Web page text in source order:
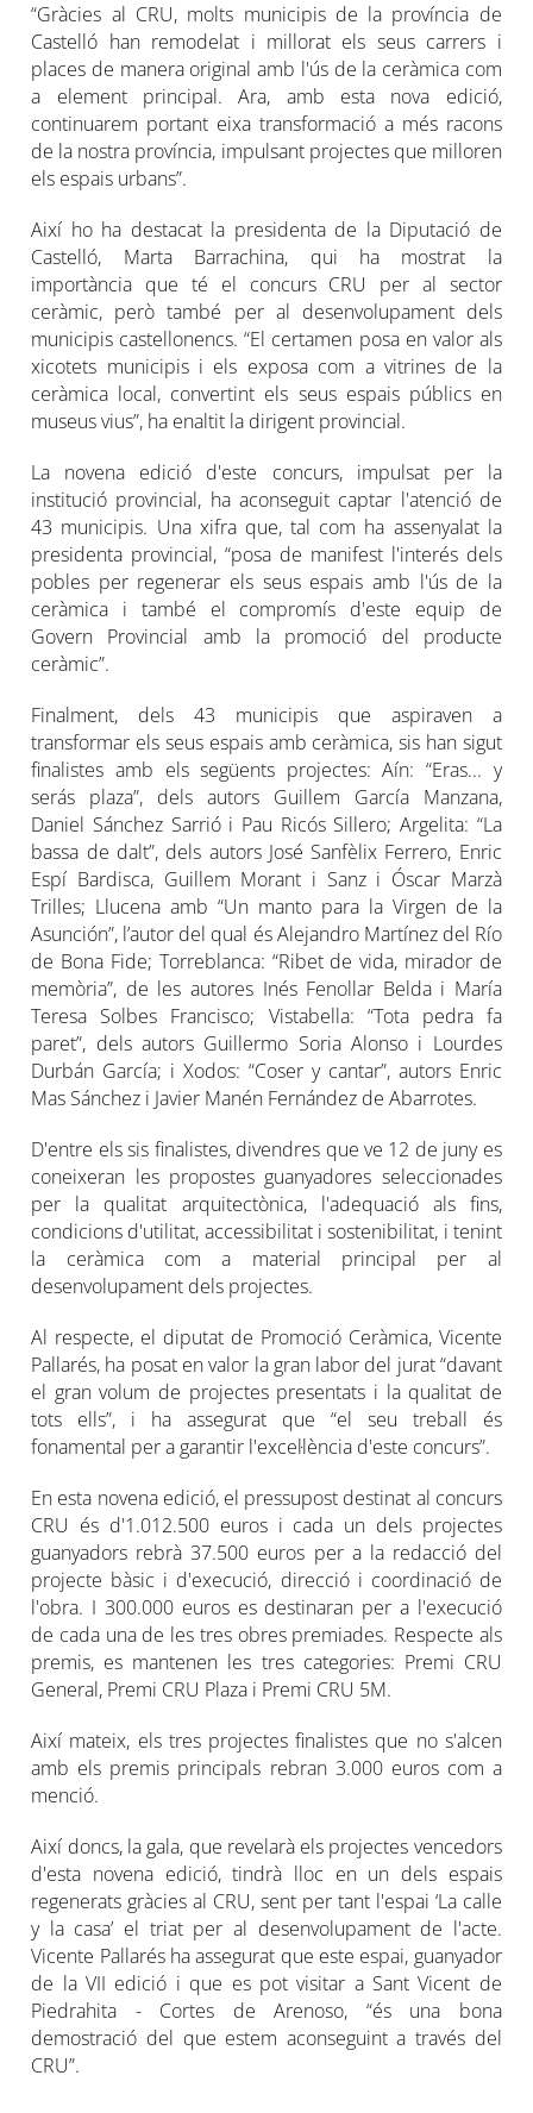
“Gràcies al CRU, molts municipis de la província de
Castelló han remodelat i millorat els seus carrers i
places de manera original amb l'ús de la ceràmica com
a element principal. Ara, amb esta nova edició,
continuarem portant eixa transformació a més racons
de la nostra província, impulsant projectes que milloren
els espais urbans”.
Així ho ha destacat la presidenta de la Diputació de
Castelló, Marta Barrachina, qui ha mostrat la
importància que té el concurs CRU per al sector
ceràmic, però també per al desenvolupament dels
municipis castellonencs. “El certamen posa en valor als
xicotets municipis i els exposa com a vitrines de la
ceràmica local, convertint els seus espais públics en
museus vius”, ha enaltit la dirigent provincial.
La novena edició d'este concurs, impulsat per la
institució provincial, ha aconseguit captar l'atenció de
43 municipis. Una xifra que, tal com ha assenyalat la
presidenta provincial, “posa de manifest l'interés dels
pobles per regenerar els seus espais amb l'ús de la
ceràmica i també el compromís d'este equip de
Govern Provincial amb la promoció del producte
ceràmic”.
Finalment, dels 43 municipis que aspiraven a
transformar els seus espais amb ceràmica, sis han sigut
finalistes amb els següents projectes: Aín: “Eras... y
serás plaza”, dels autors Guillem García Manzana,
Daniel Sánchez Sarrió i Pau Ricós Sillero; Argelita: “La
bassa de dalt”, dels autors José Sanfèlix Ferrero, Enric
Espí Bardisca, Guillem Morant i Sanz i Óscar Marzà
Trilles; Llucena amb “Un manto para la Virgen de la
Asunción”, l’autor del qual és Alejandro Martínez del Río
de Bona Fide; Torreblanca: “Ribet de vida, mirador de
memòria”, de les autores Inés Fenollar Belda i María
Teresa Solbes Francisco; Vistabella: “Tota pedra fa
paret”, dels autors Guillermo Soria Alonso i Lourdes
Durbán García; i Xodos: “Coser y cantar”, autors Enric
Mas Sánchez i Javier Manén Fernández de Abarrotes.
D'entre els sis finalistes, divendres que ve 12 de juny es
coneixeran les propostes guanyadores seleccionades
per la qualitat arquitectònica, l'adequació als fins,
condicions d'utilitat, accessibilitat i sostenibilitat, i tenint
la ceràmica com a material principal per al
desenvolupament dels projectes.
Al respecte, el diputat de Promoció Ceràmica, Vicente
Pallarés, ha posat en valor la gran labor del jurat “davant
el gran volum de projectes presentats i la qualitat de
tots ells”, i ha assegurat que “el seu treball és
fonamental per a garantir l'excel·lència d'este concurs”.
En esta novena edició, el pressupost destinat al concurs
CRU és d'1.012.500 euros i cada un dels projectes
guanyadors rebrà 37.500 euros per a la redacció del
projecte bàsic i d'execució, direcció i coordinació de
l'obra. I 300.000 euros es destinaran per a l'execució
de cada una de les tres obres premiades. Respecte als
premis, es mantenen les tres categories: Premi CRU
General, Premi CRU Plaza i Premi CRU 5M.
Així mateix, els tres projectes finalistes que no s'alcen
amb els premis principals rebran 3.000 euros com a
menció.
Així doncs, la gala, que revelarà els projectes vencedors
d'esta novena edició, tindrà lloc en un dels espais
regenerats gràcies al CRU, sent per tant l'espai ‘La calle
y la casa’ el triat per al desenvolupament de l'acte.
Vicente Pallarés ha assegurat que este espai, guanyador
de la VII edició i que es pot visitar a Sant Vicent de
Piedrahita - Cortes de Arenoso, “és una bona
demostració del que estem aconseguint a través del
CRU”.